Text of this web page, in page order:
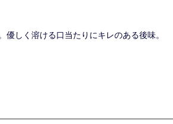
しく溶ける口当たりにキレのある後味。